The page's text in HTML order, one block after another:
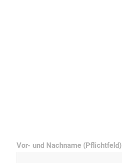
Vor- und Nachname (Pflichtfeld)